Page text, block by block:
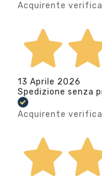
Acquirente
13 Aprile 2026
Spedizione senza
Acquirente